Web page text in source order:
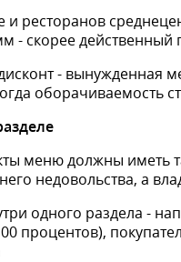
и ресторанов
- скорее действенный
- вынужденная
оборачиваемость
меню должны иметь
недовольства, а
одного раздела -
процентов),